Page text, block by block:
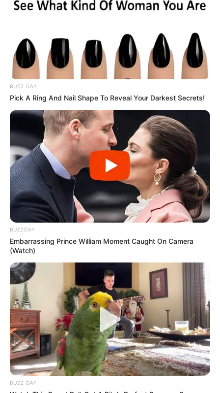
BUZZ DAY
Pick A Ring And Nail Shape To Reveal Your Darkest Secrets!
BUZZDAY
Embarrassing Prince William Moment Caught On Camera
(Watch)
BUZZ DAY